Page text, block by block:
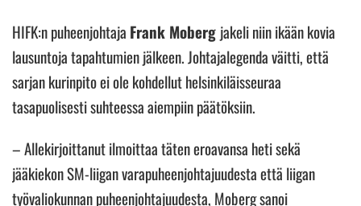
HIFK:n puheenjohtaja Frank Moberg jakeli niin ikään kovia
lausuntoja tapahtumien jälkeen. Johtajalegenda väitti, että
sarjan kurinpito ei ole kohdellut helsinkiläisseuraa
tasapuolisesti suhteessa aiempiin päätöksiin.
– Allekirjoittanut ilmoittaa täten eroavansa heti sekä
jääkiekon SM-liigan varapuheenjohtajuudesta että liigan
työvaliokunnan puheenjohtajuudesta, Moberg sanoi